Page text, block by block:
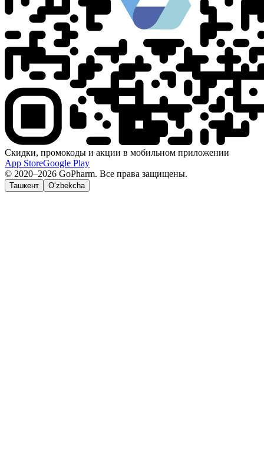
Скидки, промокоды и акции в мобильном приложении
App StoreGoogle Play
© 2020–2026 GoPharm. Все права защищены.
Ташкент O‘zbekcha